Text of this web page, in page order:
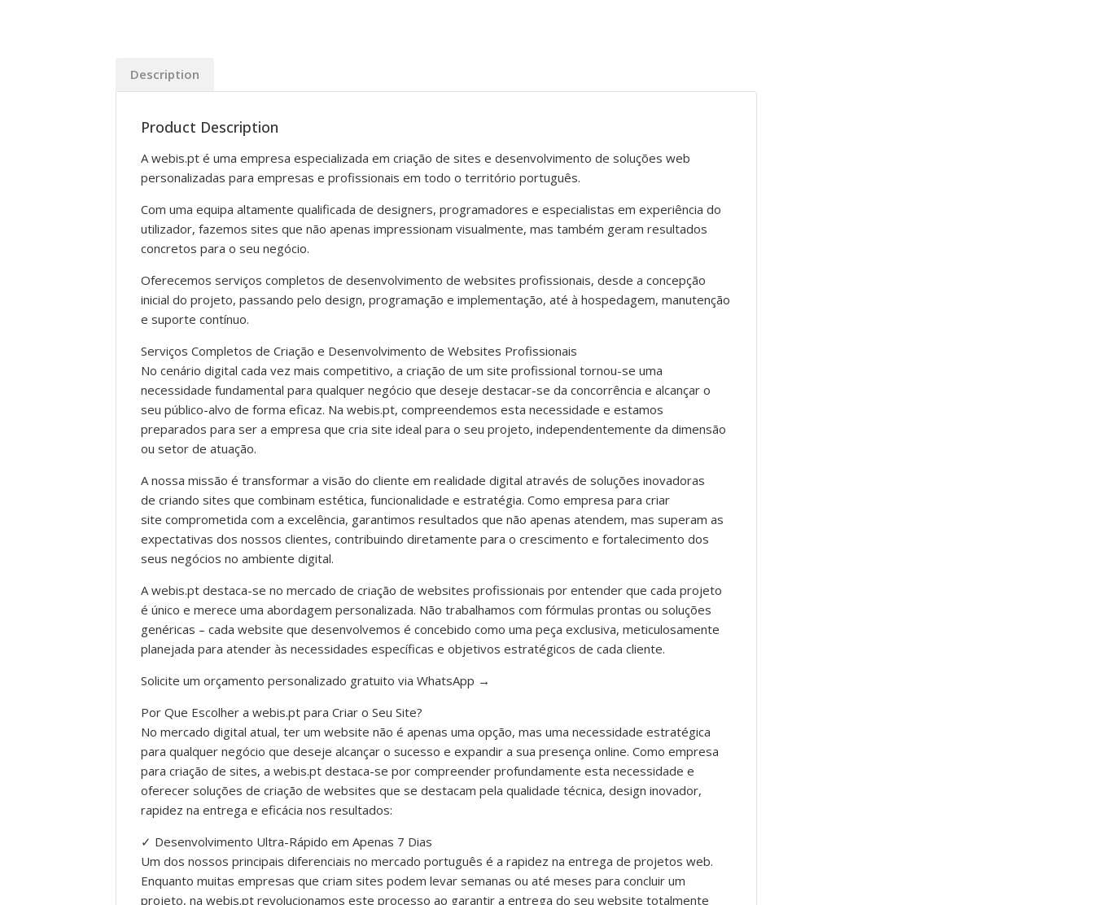
Description
Product Description
A webis.pt é uma empresa especializada em criação de sites e desenvolvimento de soluções web
personalizadas para empresas e profissionais em todo o território português.
Com uma equipa altamente qualificada de designers, programadores e especialistas em experiência do
utilizador, fazemos sites que não apenas impressionam visualmente, mas também geram resultados
concretos para o seu negócio.
Oferecemos serviços completos de desenvolvimento de websites profissionais, desde a concepção
inicial do projeto, passando pelo design, programação e implementação, até à hospedagem, manutenção
e suporte contínuo.
Serviços Completos de Criação e Desenvolvimento de Websites Profissionais
No cenário digital cada vez mais competitivo, a criação de um site profissional tornou-se uma
necessidade fundamental para qualquer negócio que deseje destacar-se da concorrência e alcançar o
seu público-alvo de forma eficaz. Na webis.pt, compreendemos esta necessidade e estamos
preparados para ser a empresa que cria site ideal para o seu projeto, independentemente da dimensão
ou setor de atuação.
A nossa missão é transformar a visão do cliente em realidade digital através de soluções inovadoras
de criando sites que combinam estética, funcionalidade e estratégia. Como empresa para criar
site comprometida com a excelência, garantimos resultados que não apenas atendem, mas superam as
expectativas dos nossos clientes, contribuindo diretamente para o crescimento e fortalecimento dos
seus negócios no ambiente digital.
A webis.pt destaca-se no mercado de criação de websites profissionais por entender que cada projeto
é único e merece uma abordagem personalizada. Não trabalhamos com fórmulas prontas ou soluções
genéricas – cada website que desenvolvemos é concebido como uma peça exclusiva, meticulosamente
planejada para atender às necessidades específicas e objetivos estratégicos de cada cliente.
Solicite um orçamento personalizado gratuito via WhatsApp →
Por Que Escolher a webis.pt para Criar o Seu Site?
No mercado digital atual, ter um website não é apenas uma opção, mas uma necessidade estratégica
para qualquer negócio que deseje alcançar o sucesso e expandir a sua presença online. Como empresa
para criação de sites, a webis.pt destaca-se por compreender profundamente esta necessidade e
oferecer soluções de criação de websites que se destacam pela qualidade técnica, design inovador,
rapidez na entrega e eficácia nos resultados:
✓ Desenvolvimento Ultra-Rápido em Apenas 7 Dias
Um dos nossos principais diferenciais no mercado português é a rapidez na entrega de projetos web.
Enquanto muitas empresas que criam sites podem levar semanas ou até meses para concluir um
projeto, na webis.pt revolucionamos este processo ao garantir a entrega do seu website totalmente